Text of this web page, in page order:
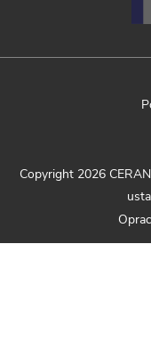
Copyright 2026